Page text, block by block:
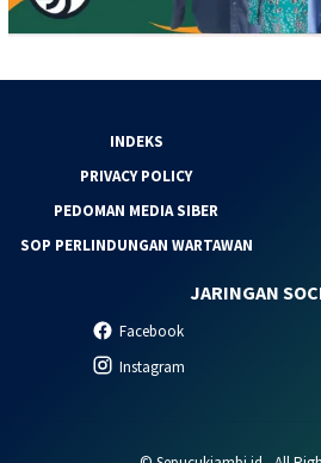
INDEKS
PRIVACY POLICY
PEDOMAN MEDIA SIBER
SOP PERLINDUNGAN WARTAWAN
JARINGAN
Facebook
Instagram